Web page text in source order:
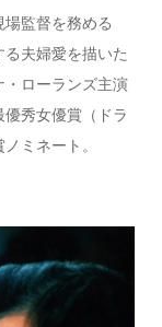
監督を務める
夫婦愛を描いた
ローランズ主演
秀女優賞（ドラ
ミネート。